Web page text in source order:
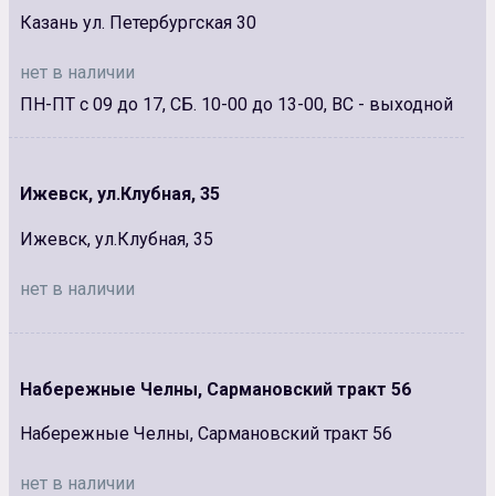
Казань ул. Петербургская 30
нет в наличии
ПН-ПТ с 09 до 17, СБ. 10-00 до 13-00, ВС - выходной
Ижевск, ул.Клубная, 35
Ижевск, ул.Клубная, 35
нет в наличии
Набережные Челны, Сармановский тракт 56
Набережные Челны, Сармановский тракт 56
нет в наличии